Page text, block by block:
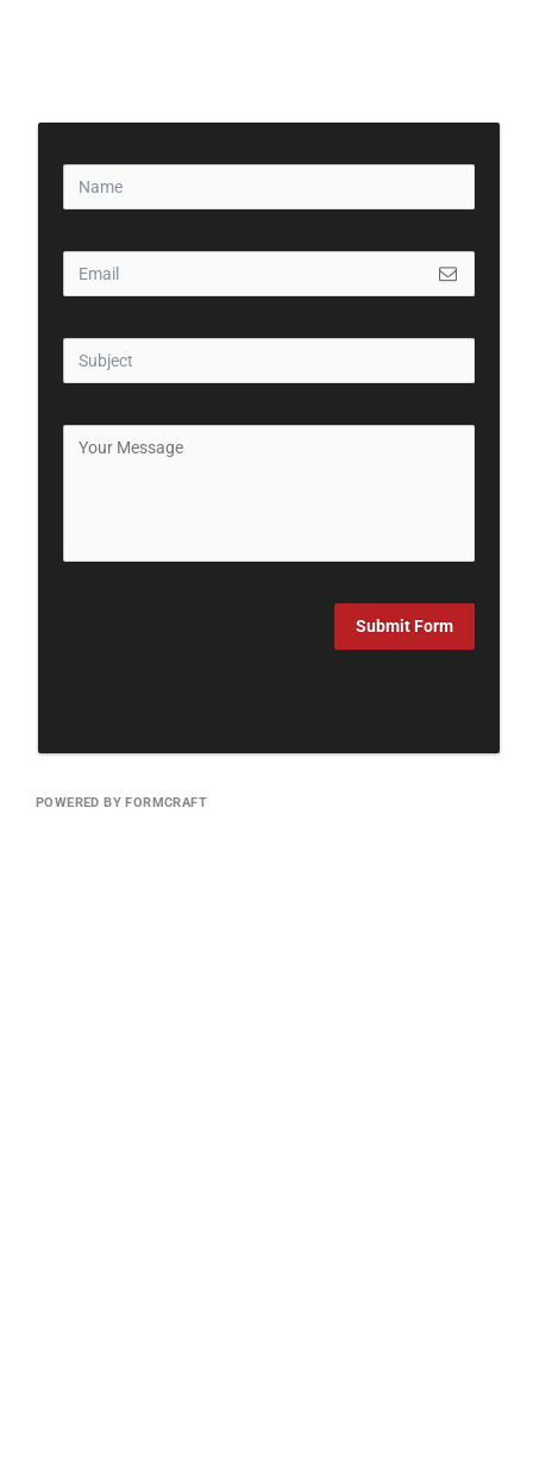
Submit Form
POWERED BY FORMCRAFT